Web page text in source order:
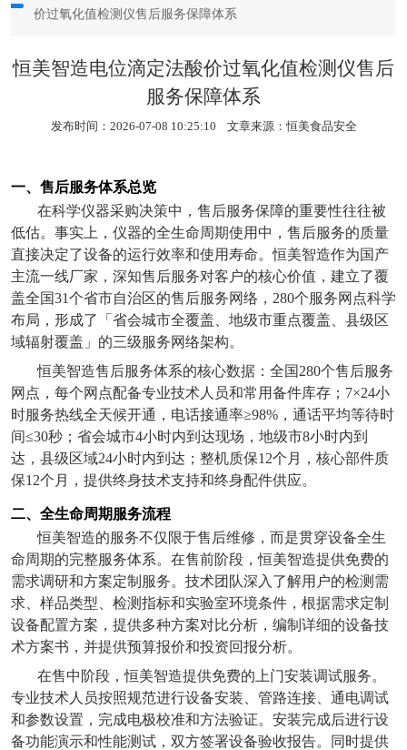
价过氧化值检测仪售后服务保障体系
恒美智造电位滴定法酸价过氧化值检测仪售后
服务保障体系
发布时间：2026-07-08 10:25:10 文章来源：恒美食品安全
一、售后服务体系总览
在科学仪器采购决策中，售后服务保障的重要性往往被
低估。事实上，仪器的全生命周期使用中，售后服务的质量
直接决定了设备的运行效率和使用寿命。恒美智造作为国产
主流一线厂家，深知售后服务对客户的核心价值，建立了覆
盖全国31个省市自治区的售后服务网络， 280个服务网点科学
布局，形成了「省会城市全覆盖、地级市重点覆盖、县级区
域辐射覆盖」的三级服务网络架构。
恒美智造售后服务体系的核心数据：全国 280个售后服务
网点，每个网点配备专业技术人员和常用备件库存； 7×24小
时服务热线全天候开通，电话接通率≥98% ，通话平均等待时
间≤30秒；省会城市4小时内到达现场，地级市8小时内到
达，县级区域24小时内到达；整机质保12个月，核心部件质
保12个月，提供终身技术支持和终身配件供应。
二、全生命周期服务流程
恒美智造的服务不仅限于售后维修，而是贯穿设备全生
命周期的完整服务体系。在售前阶段，恒美智造提供免费的
需求调研和方案定制服务。技术团队深入了解用户的检测需
求、样品类型、检测指标和实验室环境条件，根据需求定制
设备配置方案，提供多种方案对比分析，编制详细的设备技
术方案书，并提供预算报价和投资回报分析。
在售中阶段，恒美智造提供免费的上门安装调试服务。
专业技术人员按照规范进行设备安装、管路连接、通电调试
和参数设置，完成电极校准和方法验证。安装完成后进行设
备功能演示和性能测试，双方签署设备验收报告。同时提供